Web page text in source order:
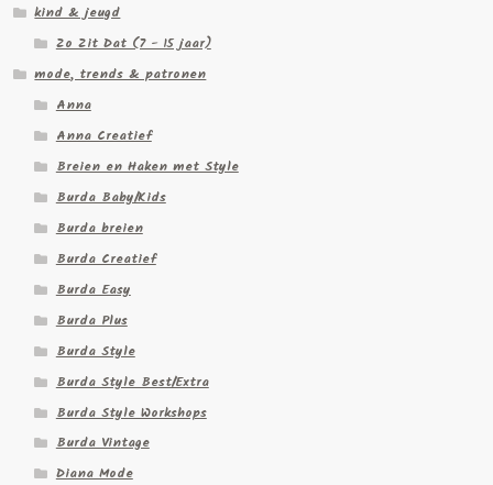
kind & jeugd
Zo Zit Dat (7 - 15 jaar)
mode, trends & patronen
Anna
Anna Creatief
Breien en Haken met Style
Burda Baby/Kids
Burda breien
Burda Creatief
Burda Easy
Burda Plus
Burda Style
Burda Style Best/Extra
Burda Style Workshops
Burda Vintage
Diana Mode